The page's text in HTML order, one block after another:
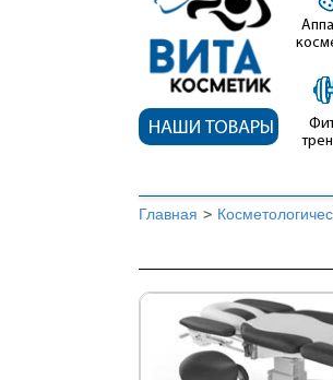
НАШИ ТОВАРЫ
Главная >